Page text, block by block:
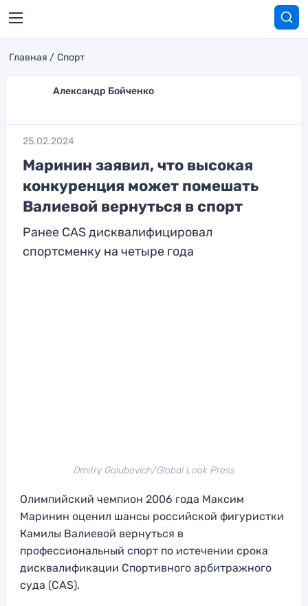
Главная Спорт
Александр Бойченко
25.02.2024
Маринин заявил, что высокая
конкуренция может помешать
Валиевой вернуться в спорт
Ранее CAS дисквалифицировал
спортсменку на четыре года
Dmitry Golubovich/Global Look Press
Олимпийский чемпион 2006 года Максим
Маринин оценил шансы российской фигуристки
Камилы Валиевой вернуться в
профессиональный спорт по истечении срока
дисквалификации Спортивного арбитражного
суда (CAS).